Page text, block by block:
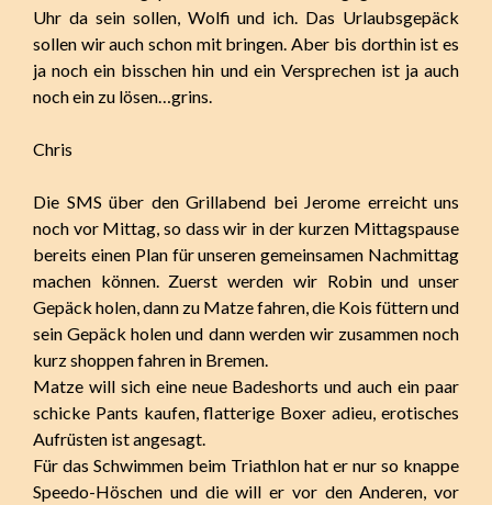
Uhr da sein sollen, Wolfi und ich. Das Urlaubsgepäck
sollen wir auch schon mit bringen. Aber bis dorthin ist es
ja noch ein bisschen hin und ein Versprechen ist ja auch
noch ein zu lösen…grins.
Chris
Die SMS über den Grillabend bei Jerome erreicht uns
noch vor Mittag, so dass wir in der kurzen Mittagspause
bereits einen Plan für unseren gemeinsamen Nachmittag
machen können. Zuerst werden wir Robin und unser
Gepäck holen, dann zu Matze fahren, die Kois füttern und
sein Gepäck holen und dann werden wir zusammen noch
kurz shoppen fahren in Bremen.
Matze will sich eine neue Badeshorts und auch ein paar
schicke Pants kaufen, flatterige Boxer adieu, erotisches
Aufrüsten ist angesagt.
Für das Schwimmen beim Triathlon hat er nur so knappe
Speedo-Höschen und die will er vor den Anderen, vor